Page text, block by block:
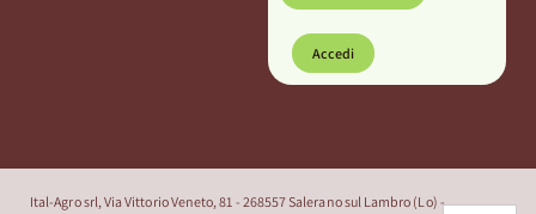
Accedi
Ital-Agro srl, Via Vittorio Veneto, 81 - 268557 Salerano sul Lambro (Lo) -